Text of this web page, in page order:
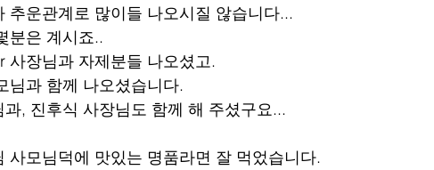
추운관계로 많이들 나오시질 않습니다...
분은 계시죠..
사장님과 자제분들 나오셨고.
님과 함께 나오셨습니다.
과, 진후식 사장님도 함께 해 주셨구요...
사모님덕에 맛있는 명품라면 잘 먹었습니다.